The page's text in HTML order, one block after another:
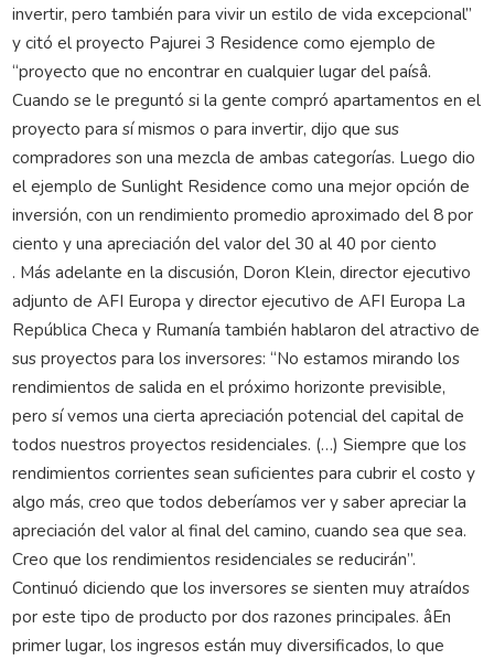
invertir, pero también para vivir un estilo de vida excepcional”
y citó el proyecto Pajurei 3 Residence como ejemplo de
“proyecto que no encontrar en cualquier lugar del paísâ.
Cuando se le preguntó si la gente compró apartamentos en el
proyecto para sí mismos o para invertir, dijo que sus
compradores son una mezcla de ambas categorías. Luego dio
el ejemplo de Sunlight Residence como una mejor opción de
inversión, con un rendimiento promedio aproximado del 8 por
ciento y una apreciación del valor del 30 al 40 por ciento
. Más adelante en la discusión, Doron Klein, director ejecutivo
adjunto de AFI Europa y director ejecutivo de AFI Europa La
República Checa y Rumanía también hablaron del atractivo de
sus proyectos para los inversores: “No estamos mirando los
rendimientos de salida en el próximo horizonte previsible,
pero sí vemos una cierta apreciación potencial del capital de
todos nuestros proyectos residenciales. (…) Siempre que los
rendimientos corrientes sean suficientes para cubrir el costo y
algo más, creo que todos deberíamos ver y saber apreciar la
apreciación del valor al final del camino, cuando sea que sea.
Creo que los rendimientos residenciales se reducirán”.
Continuó diciendo que los inversores se sienten muy atraídos
por este tipo de producto por dos razones principales. âEn
primer lugar, los ingresos están muy diversificados, lo que